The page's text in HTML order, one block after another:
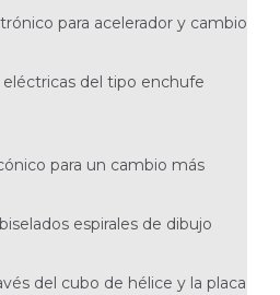
para acelerador y cambio
eléctricas del tipo enchufe
para un cambio más
espirales de dibujo
del cubo de hélice y la placa